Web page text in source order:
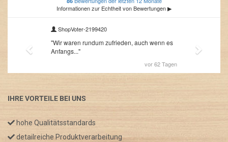
IHRE VORTEILE BEI UNS
hohe Qualitätsstandards
detailreiche Produktverarbeitung